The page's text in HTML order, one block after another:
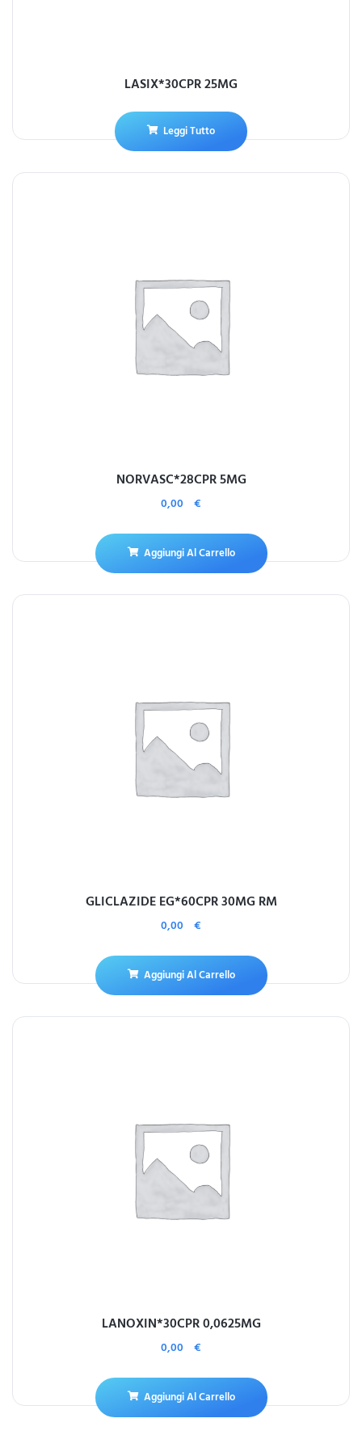
LASIX*30CPR 25MG
Leggi Tutto
NORVASC*28CPR 5MG
0,00 €
Aggiungi Al Carrello
GLICLAZIDE EG*60CPR 30MG RM
0,00 €
Aggiungi Al Carrello
LANOXIN*30CPR 0,0625MG
0,00 €
Aggiungi Al Carrello